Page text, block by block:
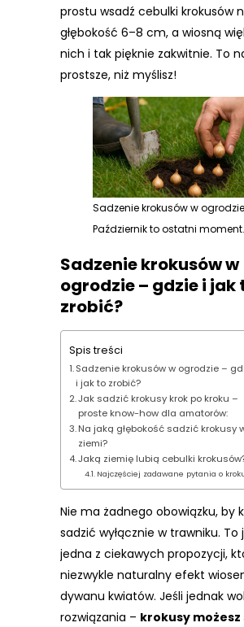
prostu wsadź cebulki krokusów
głębokość 6–8 cm, a wiosną
nich i tak pięknie zakwitnie. To
prostsze, niż myślisz!
Sadzenie krokusów w
Październik to ostatni moment.
Sadzenie krokusów w
ogrodzie – gdzie i jak
zrobić?
Spis treści
Sadzenie krokusów w ogrodzie –
i jak to zrobić?
Jak sadzić krokusy krok po kroku –
proste know-how dla amatorów:
Na jaką głębokość sadzić krokusy
ziemi?
Jaką ziemię lubią cebulki
Najczęściej zadawane pytania o
Nie ma żadnego obowiązku, by
sadzić wyłącznie w trawniku. To
jedna z ciekawych propozycji,
niezwykle naturalny efekt
dywanu kwiatów. Jeśli jednak
rozwiązania – krokusy możesz